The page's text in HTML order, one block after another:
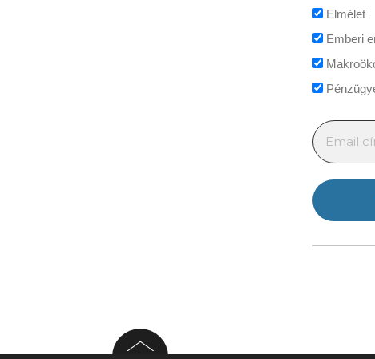
Elmélet
Emberi